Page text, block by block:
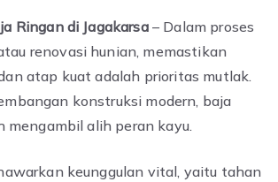
Ringan di Jagakarsa– Dalam proses
renovasi hunian, memastikan
atap kuat adalah prioritas mutlak.
konstruksi modern, baja
mengambil alih peran kayu.
keunggulan vital, yaitu tahan